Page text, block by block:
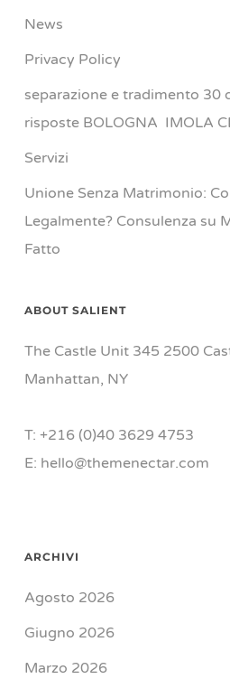
News
Privacy Policy
separazione e tradimento 30
risposte BOLOGNA IMOLA
Servizi
Unione Senza Matrimonio:
Legalmente? Consulenza su
Fatto
ABOUT SALIENT
The Castle Unit 345 2500
Manhattan, NY
T: +216 (0)40 3629 4753
E: hello@themenectar.com
ARCHIVI
Agosto 2026
Giugno 2026
Marzo 2026